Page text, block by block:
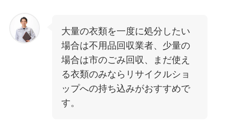
大量の衣類を一度に処分したい
場合は不用品回収業者、少量の
場合は市のごみ回収、まだ使え
る衣類のみならリサイクルショ
ップへの持ち込みがおすすめで
す。